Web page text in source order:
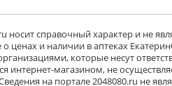
носит справочный характер и не
ценах и наличии в аптеках
которые несут
интернет-магазином, не
на портале 2048080.ru не